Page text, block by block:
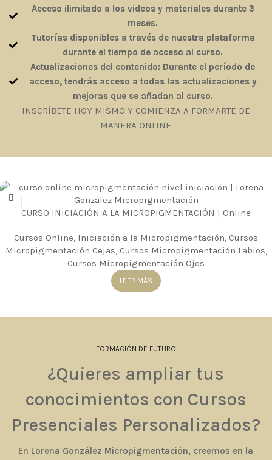
Acceso ilimitado a los videos y materiales durante 3
meses.
Tutorías disponibles a través de nuestra plataforma
durante el tiempo de acceso al curso.
Actualizaciones del contenido: Durante el período de
acceso, tendrás acceso a todas las actualizaciones y
mejoras que se añadan al curso.
INSCRÍBETE HOY MISMO Y COMIENZA A FORMARTE DE
MANERA ONLINE
CURSO INICIACIÓN A LA MICROPIGMENTACIÓN | Online
Cursos Online, Iniciación a la Micropigmentación, Cursos
Micropigmentación Cejas, Cursos Micropigmentación Labios,
Cursos Micropigmentación Ojos
LEER MÁS
FORMACIÓN DE FUTURO
¿Quieres ampliar tus
conocimientos con Cursos
Presenciales Personalizados?
En Lorena González Micropigmentación, creemos en la